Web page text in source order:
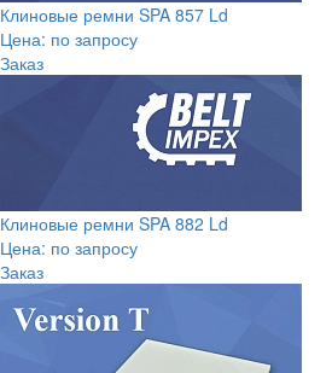
Клиновые ремни SPA 857 Ld
Цена: по запросу
Заказ
Клиновые ремни SPA 882 Ld
Цена: по запросу
Заказ